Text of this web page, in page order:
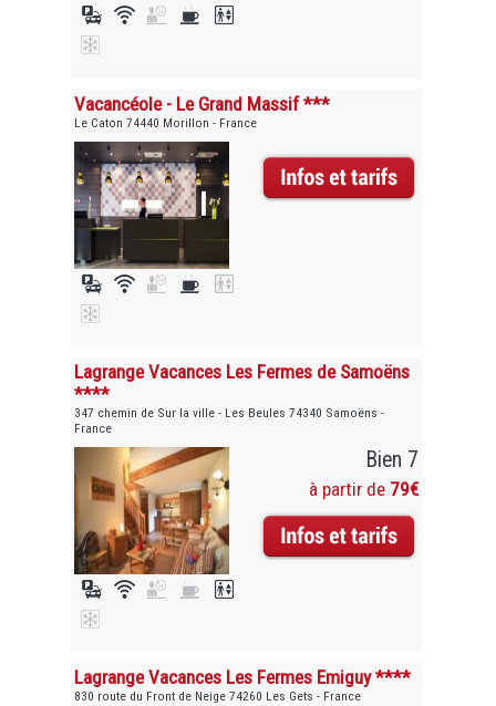
Vacancéole - Le Grand Massif ***
Le Caton 74440 Morillon - France
Lagrange Vacances Les Fermes de Samoëns
****
347 chemin de Sur la ville - Les Beules 74340 Samoëns -
France
Bien 7
à partir de 79€
Lagrange Vacances Les Fermes Emiguy ****
830 route du Front de Neige 74260 Les Gets - France